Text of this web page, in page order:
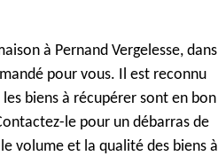
à Pernand Vergelesse, dans
pour vous. Il est reconnu
biens à récupérer sont en bon
le pour un débarras de
volume et la qualité des biens à